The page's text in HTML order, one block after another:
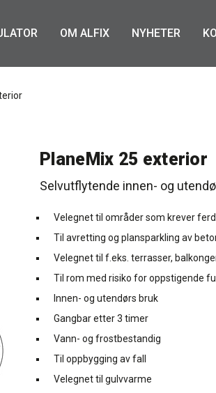
OM ALFIX NYHETER
PlaneMix 25 exterior
Selvutflytende innen- og
Velegnet til områder som krever
Til avretting og plansparkling av
Velegnet til f.eks. terrasser,
Til rom med risiko for oppstigende
Innen- og utendørs bruk
Gangbar etter 3 timer
Vann- og frostbestandig
Til oppbygging av fall
Velegnet til gulvvarme